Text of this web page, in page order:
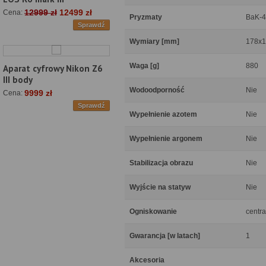
Cena: 12999 zł 12499 zł
Sprawdź
Aparat cyfrowy Nikon Z6
III body
Cena: 9999 zł
Sprawdź
Pryzmaty BaK-
Wymiary [mm]
Waga [g] 880
Wodoodporność Nie
Wypełnienie azotem Nie
Wypełnienie argonem Nie
Stabilizacja obrazu Nie
Wyjście na statyw Nie
Ogniskowanie
Gwarancja [w latach] 1
Akcesoria